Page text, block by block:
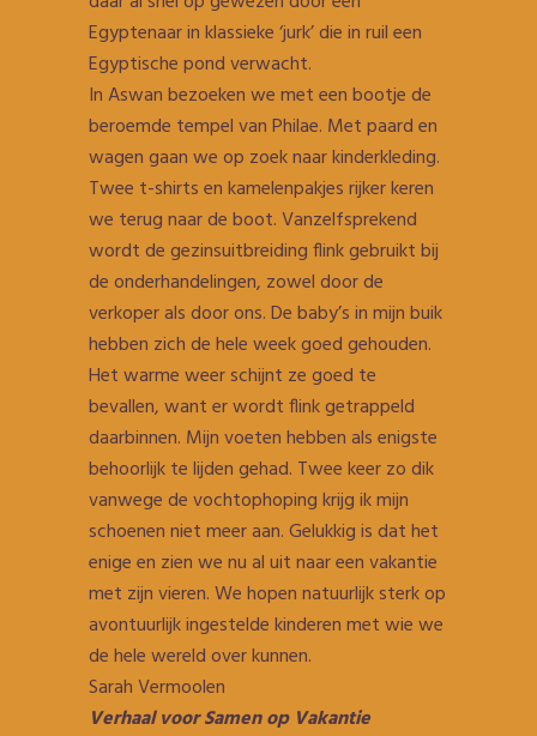
Egyptenaar in klassieke ‘jurk’ die in ruil een
Egyptische pond verwacht.
In Aswan bezoeken we met een bootje de
beroemde tempel van Philae. Met paard en
wagen gaan we op zoek naar kinderkleding.
Twee t-shirts en kamelenpakjes rijker keren
we terug naar de boot. Vanzelfsprekend
wordt de gezinsuitbreiding flink gebruikt bij
de onderhandelingen, zowel door de
verkoper als door ons. De baby’s in mijn buik
hebben zich de hele week goed gehouden.
Het warme weer schijnt ze goed te
bevallen, want er wordt flink getrappeld
daarbinnen. Mijn voeten hebben als enigste
behoorlijk te lijden gehad. Twee keer zo dik
vanwege de vochtophoping krijg ik mijn
schoenen niet meer aan. Gelukkig is dat het
enige en zien we nu al uit naar een vakantie
met zijn vieren. We hopen natuurlijk sterk op
avontuurlijk ingestelde kinderen met wie we
de hele wereld over kunnen.
Sarah Vermoolen
Verhaal voor Samen op Vakantie